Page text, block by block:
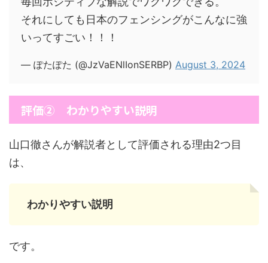
それにしても日本のフェンシングがこんなに強
いってすごい！！！
— ぽたぽた (@JzVaENlIonSERBP) August 3, 2024
評価② わかりやすい説明
山口徹さんが解説者として評価される理由2つ目
は、
わかりやすい説明
です。